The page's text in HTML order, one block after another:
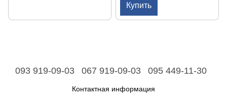
Купить
093 919-09-03 067 919-09-03 095 449-11-30
Контактная информация